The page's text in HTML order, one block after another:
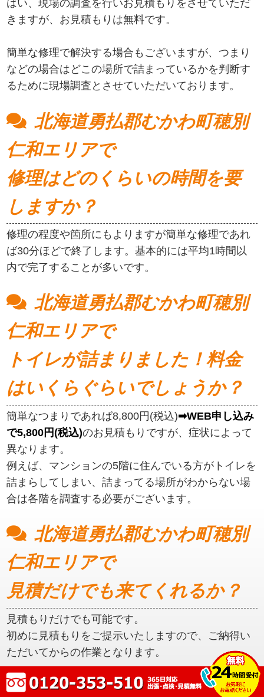
はい、現場の調査を行いお見積もりをさせていただ
きますが、お見積もりは無料です。
簡単な修理で解決する場合もございますが、つまり
などの場合はどこの場所で詰まっているかを判断す
るために現場調査とさせていただいております。
北海道勇払郡むかわ町穂別
仁和エリアで
修理はどのくらいの時間を要
しますか？
修理の程度や箇所にもよりますが簡単な修理であれ
ば30分ほどで終了します。基本的には平均1時間以
内で完了することが多いです。
北海道勇払郡むかわ町穂別
仁和エリアで
トイレが詰まりました！料金
はいくらぐらいでしょうか？
簡単なつまりであれば8,800円(税込)➡WEB申し込み
で5,800円(税込)のお見積もりですが、症状によって
異なります。
例えば、マンションの5階に住んでいる方がトイレを
詰まらしてしまい、詰まってる場所がわからない場
合は各階を調査する必要がございます。
北海道勇払郡むかわ町穂別
仁和エリアで
見積だけでも来てくれるか？
見積もりだけでも可能です。
初めに見積もりをご提示いたしますので、ご納得い
ただいてからの作業となります。
北海道勇払郡むかわ町穂別